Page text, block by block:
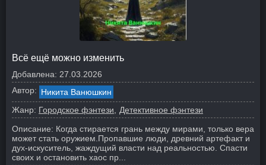
Всё ещё можно изменить
Добавлена: 27.03.2026
Автор: Никита Ванюшкин
Жанр: Городское фэнтези
Детективное фэнтези
Описание: Когда стирается грань между мирами, только вера
может стать оружием. Пропавшие люди, древний артефакт и
дух-искуситель, жаждущий власти над реальностью. Спасти
своих и остановить хаос пр...